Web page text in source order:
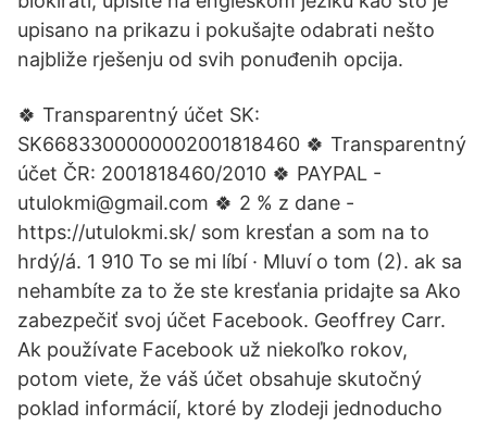
upisano na prikazu i pokušajte odabrati nešto
najbliže rješenju od svih ponuđenih opcija.
🍀 Transparentný účet SK:
SK6683300000002001818460 🍀 Transparentný
účet ČR: 2001818460/2010 🍀 PAYPAL -
utulokmi@gmail.com 🍀 2 % z dane -
https://utulokmi.sk/ som kresťan a som na to
hrdý/á. 1 910 To se mi líbí · Mluví o tom (2). ak sa
nehambíte za to že ste kresťania pridajte sa Ako
zabezpečiť svoj účet Facebook. Geoffrey Carr.
Ak používate Facebook už niekoľko rokov,
potom viete, že váš účet obsahuje skutočný
poklad informácií, ktoré by zlodeji jednoducho